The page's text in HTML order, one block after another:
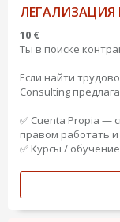
10 €
Ты в поиске
Если найти
Consulting
✅ Cuenta Propia —
правом работать
✅ Курсы /